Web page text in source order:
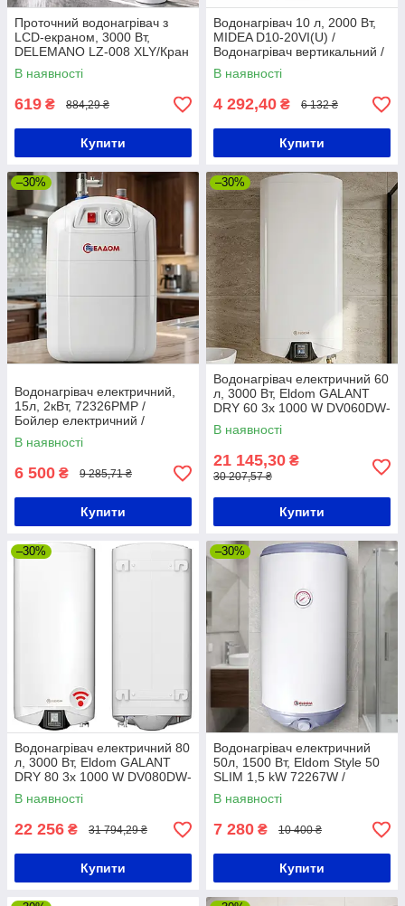
Проточний водонагрівач з
LCD-екраном, 3000 Вт,
DELEMANO LZ-008 XLY/Кран
водонагрівач із нижнім
під'єднанням
В наявності
619 ₴ 884,29 ₴
Купити
Водонагрівач 10 л, 2000 Вт,
MIDEA D10-20VI(U) /
Водонагрівач вертикальний /
Бойлер / Компактний бойлер
В наявності
4 292,40 ₴ 6 132 ₴
Купити
–30%
Водонагрівач електричний,
15л, 2кВт, 72326PMP /
Бойлер електричний /
Водонагрівач побутовий /
Водонагрівач під мийку
В наявності
6 500 ₴ 9 285,71 ₴
Купити
–30%
Водонагрівач електричний 60
л, 3000 Вт, Eldom GALANT
DRY 60 3x 1000 W DV060DW-
W ELDOM / Бойлер для дому
В наявності
21 145,30 ₴
30 207,57 ₴
Купити
–30%
Водонагрівач електричний 80
л, 3000 Вт, Eldom GALANT
DRY 80 3x 1000 W DV080DW-
W ELDOM / Водонагрівач
побутовий / Бойлер
В наявності
22 256 ₴ 31 794,29 ₴
Купити
–30%
Водонагрівач електричний
50л, 1500 Вт, Eldom Style 50
SLIM 1,5 kW 72267W /
Бойлер для дому
В наявності
7 280 ₴ 10 400 ₴
Купити